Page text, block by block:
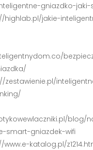
gniazdko-
highlab.pl/jakie-
zestawienie.pl/
blog/
smart-gniazdek-wifi
www.e-katalog.pl/